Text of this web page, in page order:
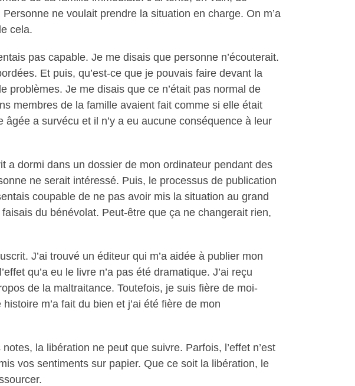
ne voulait prendre la situation en charge. On m’a
cela.
pas capable. Je me disais que personne n’écouterait.
Et puis, qu’est-ce que je pouvais faire devant la
problèmes. Je me disais que ce n’était pas normal de
membres de la famille avaient fait comme si elle était
a survécu et il n’y a eu aucune conséquence à leur
a dormi dans un dossier de mon ordinateur pendant des
ne serait intéressé. Puis, le processus de publication
coupable de ne pas avoir mis la situation au grand
du bénévolat. Peut-être que ça ne changerait rien,
J’ai trouvé un éditeur qui m’a aidée à publier mon
qu’a eu le livre n’a pas été dramatique. J’ai reçu
de la maltraitance. Toutefois, je suis fière de moi-
m’a fait du bien et j’ai été fière de mon
la libération ne peut que suivre. Parfois, l’effet n’est
vos sentiments sur papier. Que ce soit la libération, le